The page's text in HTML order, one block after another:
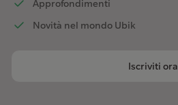
Approfondimenti
Novità nel mondo Ubik
Iscriviti ora